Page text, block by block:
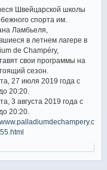
Швейцарской школы
спорта им.
Ламбьеля,
в летнем лагере в
de Champéry,
свои программы на
сезон.
27 июля 2019 года с
20:20.
3 августа 2019 года с
20:20.